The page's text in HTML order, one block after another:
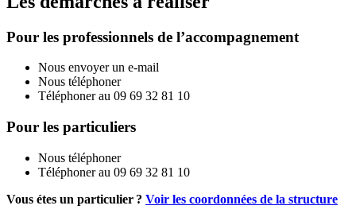
Pour les professionnels de l’accompagnement
Nous envoyer un e-mail
Nous téléphoner
Téléphoner au 09 69 32 81 10
Pour les particuliers
Nous téléphoner
Téléphoner au 09 69 32 81 10
Vous étes un particulier ? Voir les coordonnées de la structure